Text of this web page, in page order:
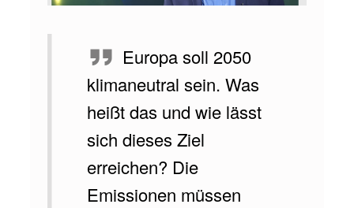
T
Europa soll 2050
klimaneutral sein. Was
heißt das und wie lässt
sich dieses Ziel
erreichen? Die
Emissionen müssen